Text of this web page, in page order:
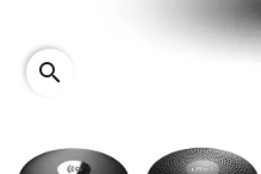
search